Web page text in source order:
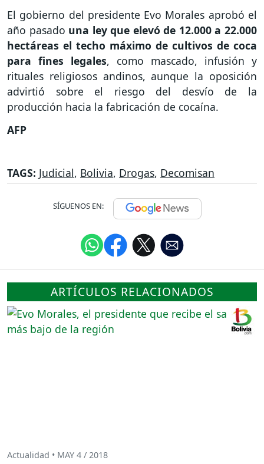
El gobierno del presidente Evo Morales aprobó el
año pasado una ley que elevó de 12.000 a 22.000
hectáreas el techo máximo de cultivos de coca
para fines legales, como mascado, infusión y
rituales religiosos andinos, aunque la oposición
advirtió sobre el riesgo del desvío de la
producción hacia la fabricación de cocaína.
AFP
TAGS: Judicial, Bolivia, Drogas, Decomisan
SÍGUENOS EN:
ARTÍCULOS RELACIONADOS
Actualidad • MAY 4 / 2018